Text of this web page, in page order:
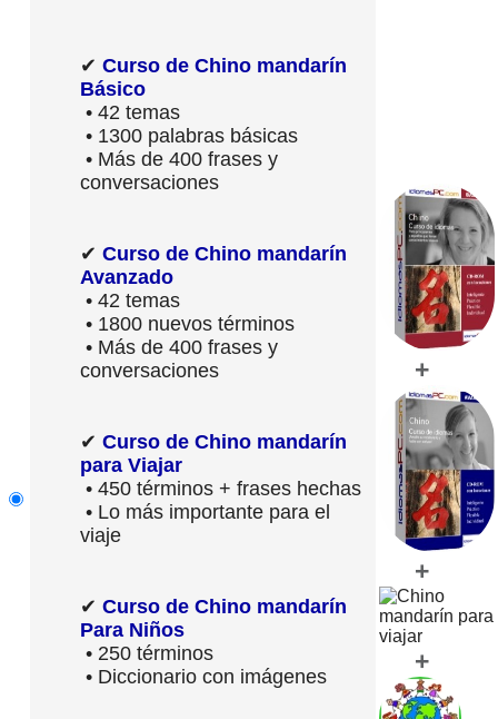
✔ Curso de Chino mandarín
Básico
• 42 temas
• 1300 palabras básicas
• Más de 400 frases y
conversaciones
✔ Curso de Chino mandarín
Avanzado
• 42 temas
• 1800 nuevos términos
• Más de 400 frases y
conversaciones
✔ Curso de Chino mandarín
para Viajar
• 450 términos + frases hechas
• Lo más importante para el
viaje
✔ Curso de Chino mandarín
Para Niños
• 250 términos
• Diccionario con imágenes
+
+
+